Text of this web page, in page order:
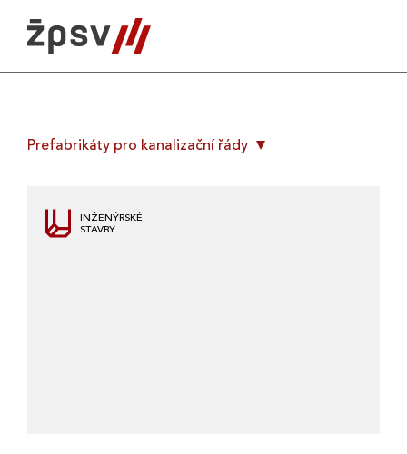
content
Prefabrikáty pro kanalizační řády
INŽENÝRSKÉ
STAVBY